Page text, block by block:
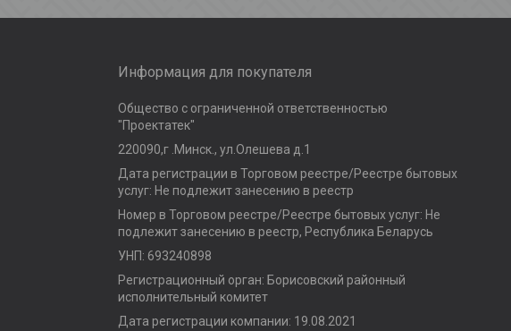
Информация для покупателя
Общество с ограниченной ответственностью
"Проектатек"
220090,г .Минск., ул.Олешева д.1
Дата регистрации в Торговом реестре/Реестре бытовых
услуг: Не подлежит занесению в реестр
Номер в Торговом реестре/Реестре бытовых услуг: Не
подлежит занесению в реестр, Республика Беларусь
УНП: 693240898
Регистрационный орган: Борисовский районный
исполнительный комитет
Дата регистрации компании: 19.08.2021